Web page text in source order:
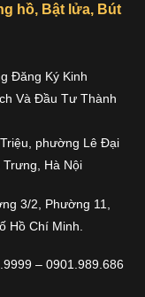
hồ, Bật lửa, Bút
Đăng Ký Kinh
Và Đầu Tư Thành
phường Lê Đại
Trưng, Hà Nội
3/2, Phường 11,
Hồ Chí Minh.
– 0901.989.686